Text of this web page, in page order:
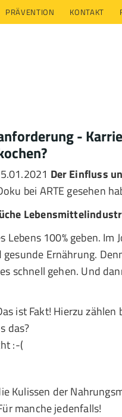
PRÄVENTION KONTAKT
-
Der Einfluss
bei ARTE gesehen
100% geben. Im
Ernährung.
schnell gehen. Und
ist Fakt! Hierzu zählen
das?
:-(
Kulissen der
manche jedenfalls!